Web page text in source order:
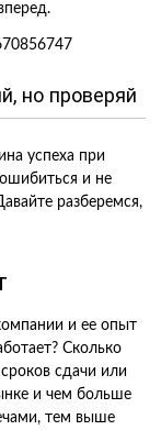
но проверяй
успеха при
и не
разберемся,
и ее опыт
Сколько
сдачи или
и чем больше
тем выше